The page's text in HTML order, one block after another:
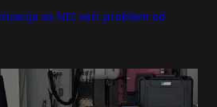
sa NIS veći problem od